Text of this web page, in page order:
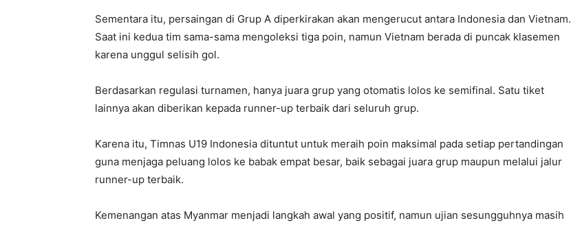
Sementara itu, persaingan di Grup A diperkirakan akan mengerucut antara Indonesia dan Vietnam.
Saat ini kedua tim sama-sama mengoleksi tiga poin, namun Vietnam berada di puncak klasemen
karena unggul selisih gol.
Berdasarkan regulasi turnamen, hanya juara grup yang otomatis lolos ke semifinal. Satu tiket
lainnya akan diberikan kepada runner-up terbaik dari seluruh grup.
Karena itu, Timnas U19 Indonesia dituntut untuk meraih poin maksimal pada setiap pertandingan
guna menjaga peluang lolos ke babak empat besar, baik sebagai juara grup maupun melalui jalur
runner-up terbaik.
Kemenangan atas Myanmar menjadi langkah awal yang positif, namun ujian sesungguhnya masih